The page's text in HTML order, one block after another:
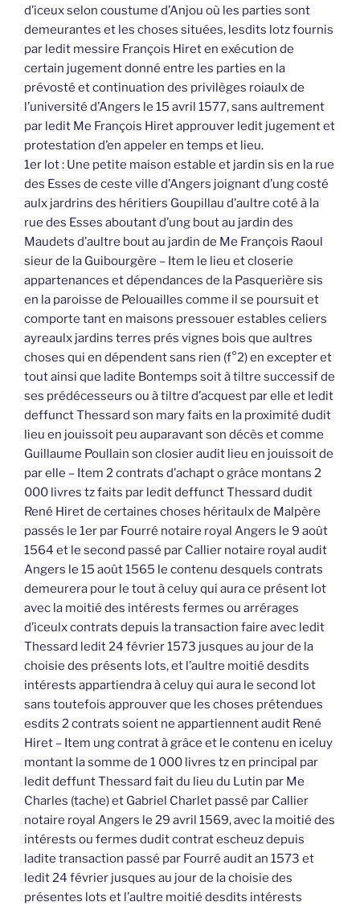
d’iceux selon coustume d’Anjou où les parties sont
demeurantes et les choses situées, lesdits lotz fournis
par ledit messire François Hiret en exécution de
certain jugement donné entre les parties en la
prévosté et continuation des privilèges roiaulx de
l’université d’Angers le 15 avril 1577, sans aultrement
par ledit Me François Hiret approuver ledit jugement et
protestation d’en appeler en temps et lieu.
1er lot : Une petite maison estable et jardin sis en la rue
des Esses de ceste ville d’Angers joignant d’ung costé
aulx jardrins des héritiers Goupillau d’aultre coté à la
rue des Esses aboutant d’ung bout au jardin des
Maudets d’aultre bout au jardin de Me François Raoul
sieur de la Guibourgère – Item le lieu et closerie
appartenances et dépendances de la Pasquerière sis
en la paroisse de Pelouailles comme il se poursuit et
comporte tant en maisons pressouer estables celiers
ayreaulx jardins terres prés vignes bois que aultres
choses qui en dépendent sans rien (f°2) en excepter et
tout ainsi que ladite Bontemps soit à tiltre successif de
ses prédécesseurs ou à tiltre d’acquest par elle et ledit
deffunct Thessard son mary faits en la proximité dudit
lieu en jouissoit peu auparavant son décès et comme
Guillaume Poullain son closier audit lieu en jouissoit de
par elle – Item 2 contrats d’achapt o grâce montans 2
000 livres tz faits par ledit deffunct Thessard dudit
René Hiret de certaines choses héritaulx de Malpère
passés le 1er par Fourré notaire royal Angers le 9 août
1564 et le second passé par Callier notaire royal audit
Angers le 15 août 1565 le contenu desquels contrats
demeurera pour le tout à celuy qui aura ce présent lot
avec la moitié des intérests fermes ou arrérages
d’iceulx contrats depuis la transaction faire avec ledit
Thessard ledit 24 février 1573 jusques au jour de la
choisie des présents lots, et l’aultre moitié desdits
intérests appartiendra à celuy qui aura le second lot
sans toutefois approuver que les choses prétendues
esdits 2 contrats soient ne appartiennent audit René
Hiret – Item ung contrat à grâce et le contenu en iceluy
montant la somme de 1 000 livres tz en principal par
ledit deffunt Thessard fait du lieu du Lutin par Me
Charles (tache) et Gabriel Charlet passé par Callier
notaire royal Angers le 29 avril 1569, avec la moitié des
intérests ou fermes dudit contrat escheuz depuis
ladite transaction passé par Fourré audit an 1573 et
ledit 24 février jusques au jour de la choisie des
présentes lots et l’aultre moitié desdits intérests